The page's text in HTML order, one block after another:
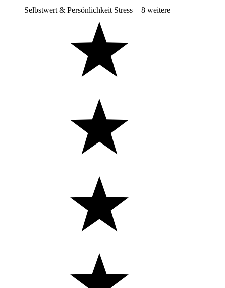
Selbstwert & Persönlichkeit Stress + 8 weitere